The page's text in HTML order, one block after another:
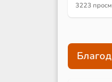
3223